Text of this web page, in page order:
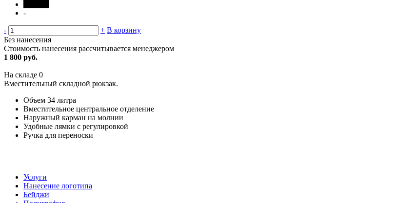
-
- + В корзину
Без нанесения
Стоимость нанесения рассчитывается менеджером
1 800 руб.
На складе 0
Вместительный складной рюкзак.
Объем 34 литра
Вместительное центральное отделение
Наружный карман на молнии
Удобные лямки с регулировкой
Ручка для переноски
Услуги
Нанесение логотипа
Бейджи